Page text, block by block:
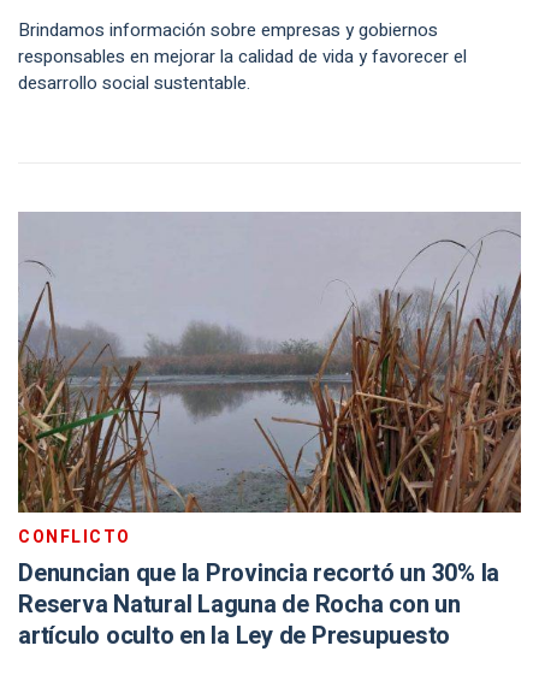
Brindamos información sobre empresas y gobiernos
responsables en mejorar la calidad de vida y favorecer el
desarrollo social sustentable.
CONFLICTO
Denuncian que la Provincia recortó un 30% la
Reserva Natural Laguna de Rocha con un
artículo oculto en la Ley de Presupuesto